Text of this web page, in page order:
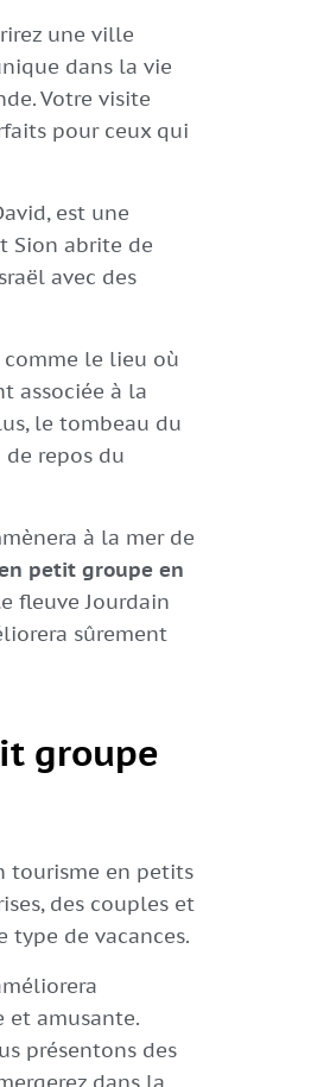
une ville
dans la vie
Votre visite
pour ceux qui
est une
Sion abrite de
avec des
comme le lieu où
associée à la
le tombeau du
repos du
à la mer de
petit groupe en
fleuve Jourdain
sûrement
groupe
tourisme en petits
des couples et
type de vacances.
et amusante.
présentons des